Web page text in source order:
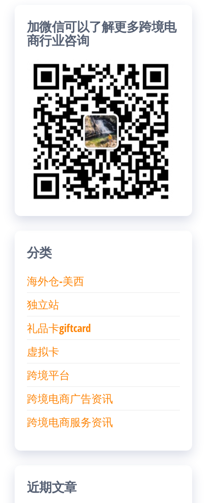
加微信可以了解更多跨境电
商行业咨询
分类
海外仓-美西
独立站
礼品卡giftcard
虚拟卡
跨境平台
跨境电商广告资讯
跨境电商服务资讯
近期文章